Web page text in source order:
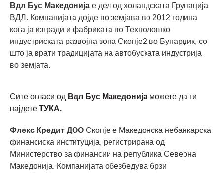
Вдл Бус Македонија е дел од холандската Групација
ВДЛ. Компанијата дојде во земјава во 2012 година
кога ја изгради и фабриката во Технолошко
индустриската развојна зона Скопје2 во Бунарџик, со
што ја врати традицијата на автобуската индустрија
во земјата.
Сите огласи од Вдл Бус Македонија можете да ги
најдете ТУКА.
Флекс Кредит ДОО Скопје е Македонска небанкарска
финансиска институција, регистрирана од
Министерство за финансии на република Северна
Македонија. Компанијата обезбедува брзи